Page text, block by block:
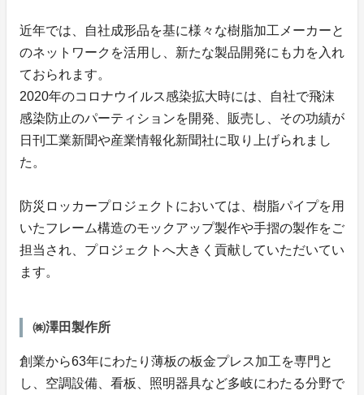
近年では、自社成形品を基に様々な樹脂加工メーカーと
のネットワークを活用し、新たな製品開発にも力を入れ
ておられます。
2020年のコロナウイルス感染拡大時には、自社で飛沫
感染防止のパーティションを開発、販売し、その功績が
日刊工業新聞や産業情報化新聞社に取り上げられまし
た。
防災ロッカープロジェクトにおいては、樹脂パイプを用
いたフレーム構造のモックアップ製作や手摺の製作をご
担当され、プロジェクトへ大きく貢献していただいてい
ます。
㈱澤田製作所
創業から63年にわたり薄板の板金プレス加工を専門と
し、空調設備、看板、照明器具など多岐にわたる分野で